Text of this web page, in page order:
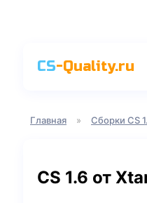
CS-Quality.ru
Главная » Сборки CS
CS 1.6 от